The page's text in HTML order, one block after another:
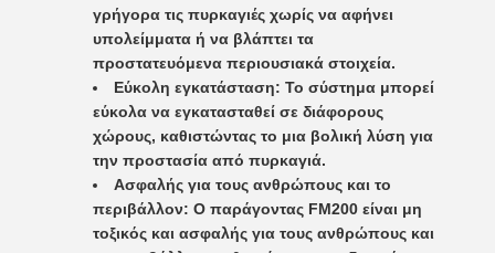
γρήγορα τις πυρκαγιές χωρίς να αφήνει
υπολείμματα ή να βλάπτει τα
προστατευόμενα περιουσιακά στοιχεία.
Εύκολη εγκατάσταση: Το σύστημα μπορεί
εύκολα να εγκατασταθεί σε διάφορους
χώρους, καθιστώντας το μια βολική λύση για
την προστασία από πυρκαγιά.
Ασφαλής για τους ανθρώπους και το
περιβάλλον: Ο παράγοντας FM200 είναι μη
τοξικός και ασφαλής για τους ανθρώπους και